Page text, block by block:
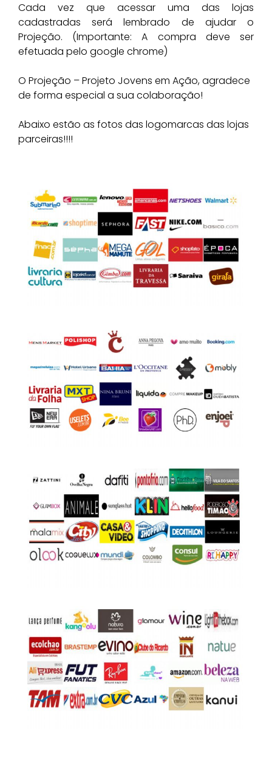
Cada vez que acessar uma das lojas
cadastradas será lembrado de ajudar o
Projeção. (Importante: A compra deve ser
efetuada pelo google chrome)
O Projeção – Projeto Jovens em Ação, agradece
de forma especial a sua colaboração!
Abaixo estão as fotos das logomarcas das lojas
parceiras!!!!